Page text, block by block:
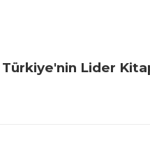
Yorum Yaz Lider